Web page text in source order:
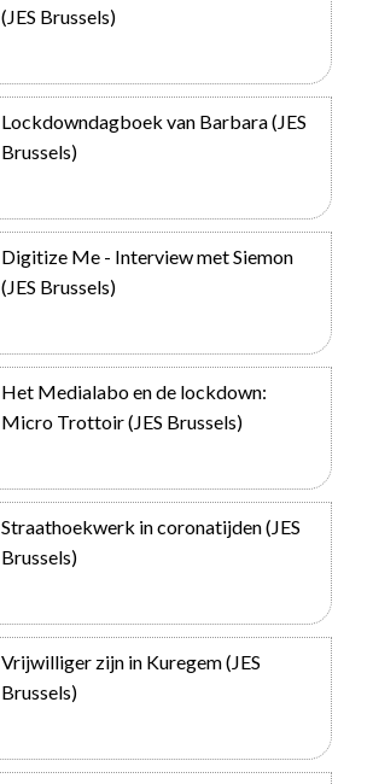
(JES Brussels)
Lockdowndagboek van Barbara (JES
Brussels)
Digitize Me - Interview met Siemon
(JES Brussels)
Het Medialabo en de lockdown:
Micro Trottoir (JES Brussels)
Straathoekwerk in coronatijden (JES
Brussels)
Vrijwilliger zijn in Kuregem (JES
Brussels)